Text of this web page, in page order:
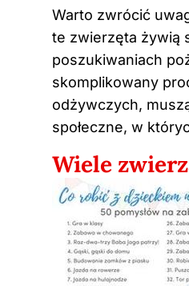
Warto zwrócić
te zwierzęta żywią
poszukiwaniach
skomplikowany
odżywczych,
społeczne, w
Wiele